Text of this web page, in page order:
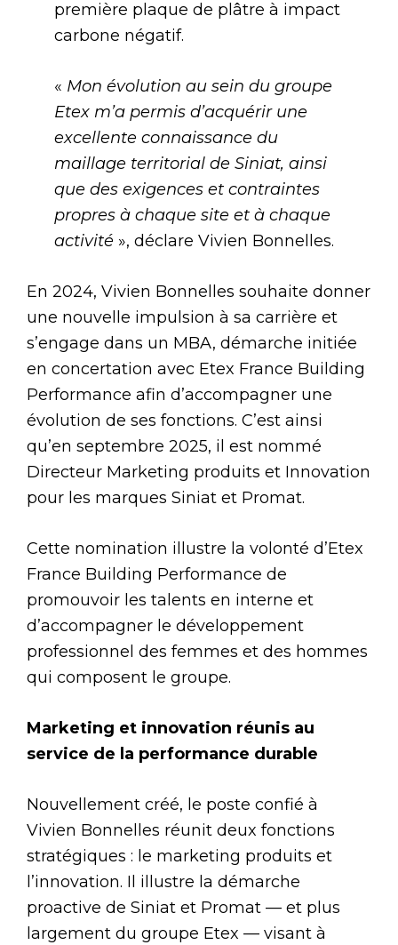
première plaque de plâtre à impact
carbone négatif.
« Mon évolution au sein du groupe
Etex m’a permis d’acquérir une
excellente connaissance du
maillage territorial de Siniat, ainsi
que des exigences et contraintes
propres à chaque site et à chaque
activité », déclare Vivien Bonnelles.
En 2024, Vivien Bonnelles souhaite donner
une nouvelle impulsion à sa carrière et
s’engage dans un MBA, démarche initiée
en concertation avec Etex France Building
Performance afin d’accompagner une
évolution de ses fonctions. C’est ainsi
qu’en septembre 2025, il est nommé
Directeur Marketing produits et Innovation
pour les marques Siniat et Promat.
Cette nomination illustre la volonté d’Etex
France Building Performance de
promouvoir les talents en interne et
d’accompagner le développement
professionnel des femmes et des hommes
qui composent le groupe.
Marketing et innovation réunis au
service de la performance durable
Nouvellement créé, le poste confié à
Vivien Bonnelles réunit deux fonctions
stratégiques : le marketing produits et
l’innovation. Il illustre la démarche
proactive de Siniat et Promat — et plus
largement du groupe Etex — visant à